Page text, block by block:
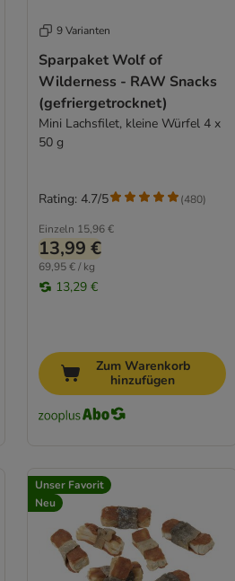
9 Varianten
Sparpaket Wolf of
Wilderness - RAW Snacks
(gefriergetrocknet)
Mini Lachsfilet, kleine Würfel 4 x
50 g
Einzeln 15,96 €
13,99 €
69,95 € / kg
13,29 €
Rating: 4.7/5 (480)
Zum Warenkorb
hinzufügen
Unser Favorit
Neu